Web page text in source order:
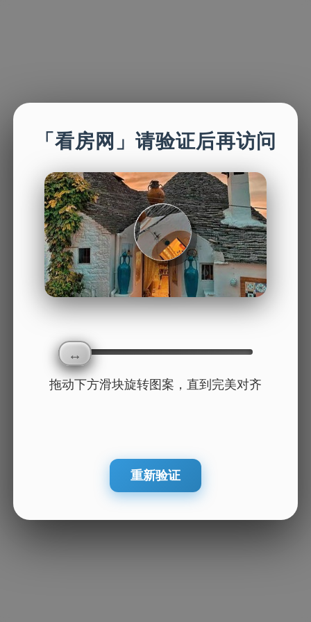
「看房网」请验证后再访问
拖动下方滑块旋转图案，直到完美对齐
重新验证